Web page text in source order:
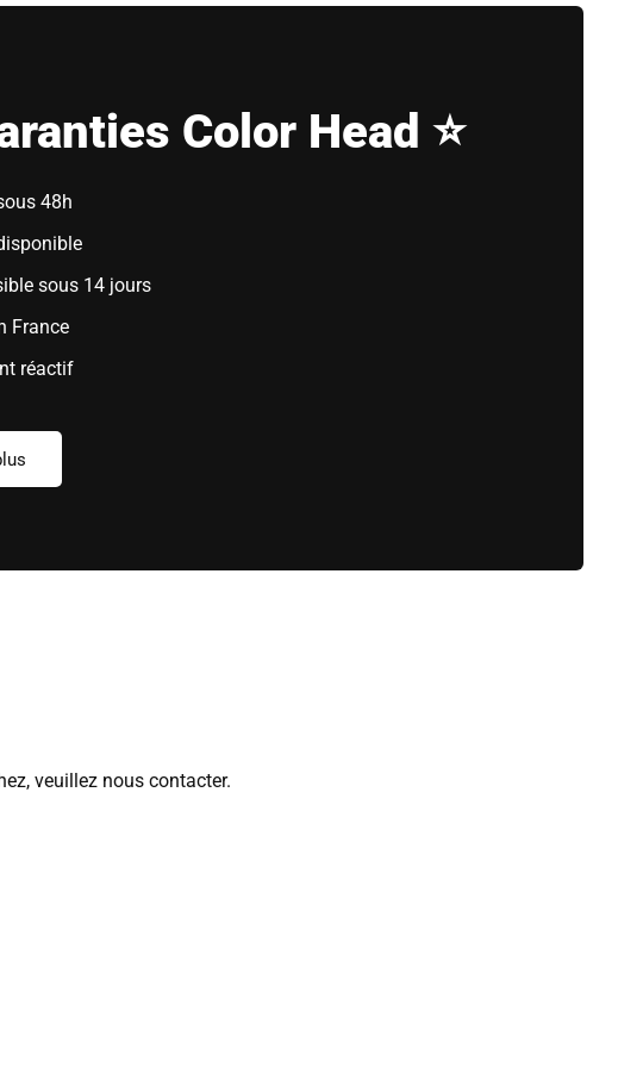
Color Head ⭐
48h
sous 14 jours
France
réactif
veuillez nous contacter.